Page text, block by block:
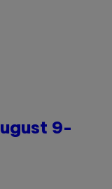
9-